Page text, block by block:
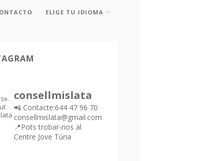
ELIGE TU IDIOMA
consellmislata
📲 Contacte:644 47 96 70
consellmislata@gmail.com
📍Pots trobar-nos al
Centre Jove Túria